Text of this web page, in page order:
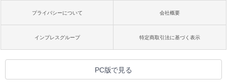
プライバシーについて 会社概要
インプレスグループ 特定商取引法に基づく表示
PC版で見る